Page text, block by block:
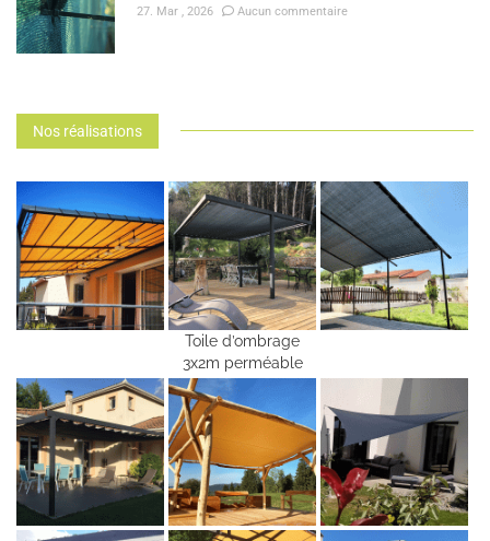
27. Mar , 2026 Aucun commentaire
Nos réalisations
Toile d’ombrage
3x2m perméable